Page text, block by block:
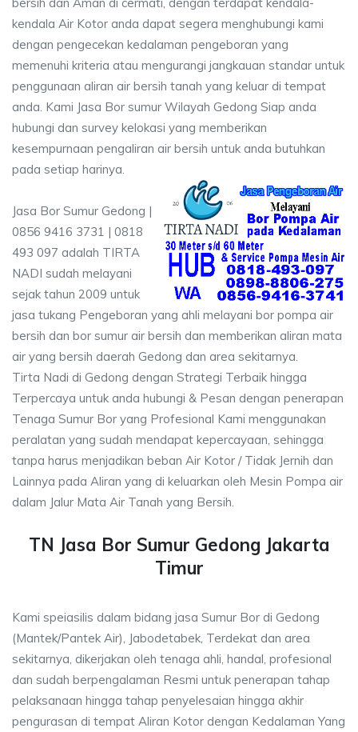
kendala Air Kotor anda dapat segera menghubungi kami
dengan pengecekan kedalaman pengeboran yang
memenuhi kriteria atau mengurangi jangkauan standar untuk
penggunaan aliran air bersih tanah yang keluar di tempat
anda. Kami Jasa Bor sumur Wilayah Gedong Siap anda
hubungi dan survey kelokasi yang memberikan
kesempurnaan pengaliran air bersih untuk anda butuhkan
pada setiap harinya.
Jasa Bor Sumur Gedong |
0856 9416 3731 | 0818
493 097 adalah TIRTA
NADI sudah melayani
sejak tahun 2009 untuk
jasa tukang Pengeboran yang ahli melayani bor pompa air
bersih dan bor sumur air bersih dan memberikan aliran mata
air yang bersih daerah Gedong dan area sekitarnya.
Tirta Nadi di Gedong dengan Strategi Terbaik hingga
Terpercaya untuk anda hubungi & Pesan dengan penerapan
Tenaga Sumur Bor yang Profesional Kami menggunakan
peralatan yang sudah mendapat kepercayaan, sehingga
tanpa harus menjadikan beban Air Kotor / Tidak Jernih dan
Lainnya pada Aliran yang di keluarkan oleh Mesin Pompa air
dalam Jalur Mata Air Tanah yang Bersih.
TN Jasa Bor Sumur Gedong Jakarta
Timur
Kami speiasilis dalam bidang jasa Sumur Bor di Gedong
(Mantek/Pantek Air), Jabodetabek, Terdekat dan area
sekitarnya, dikerjakan oleh tenaga ahli, handal, profesional
dan sudah berpengalaman Resmi untuk penerapan tahap
pelaksanaan hingga tahap penyelesaian hingga akhir
pengurasan di tempat Aliran Kotor dengan Kedalaman Yang